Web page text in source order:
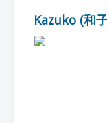
Kazuko (和